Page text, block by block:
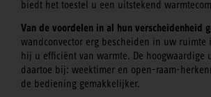
biedt het toestel u een uitstekend
Van de voordelen in al hun verscheidenheid
wandconvector erg bescheiden in uw ruimte
hij u efficiënt van warmte. De hoogwaardige
daartoe bij: weektimer en open-raam-
de bediening gemakkelijker.